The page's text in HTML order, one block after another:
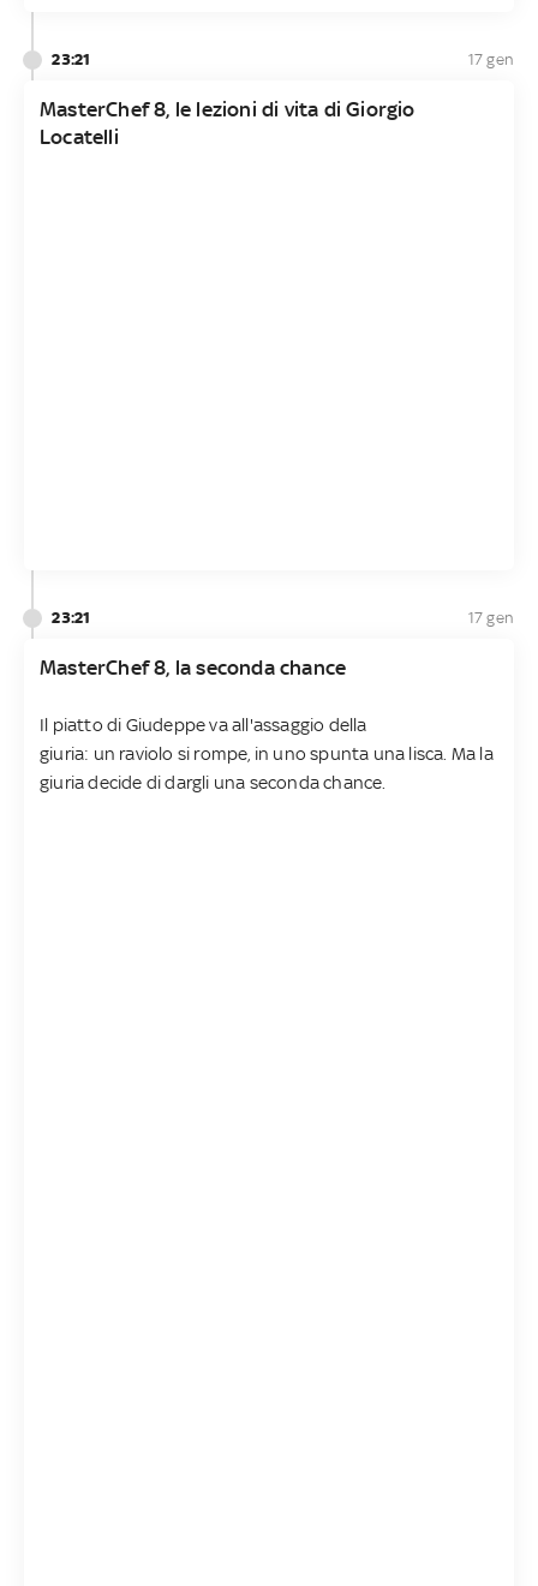
23:21 17 gen
MasterChef 8, le lezioni di vita di Giorgio
Locatelli
23:21 17 gen
MasterChef 8, la seconda chance
Il piatto di Giudeppe va all'assaggio della
giuria: un raviolo si rompe, in uno spunta una lisca. Ma la
giuria decide di dargli una seconda chance.